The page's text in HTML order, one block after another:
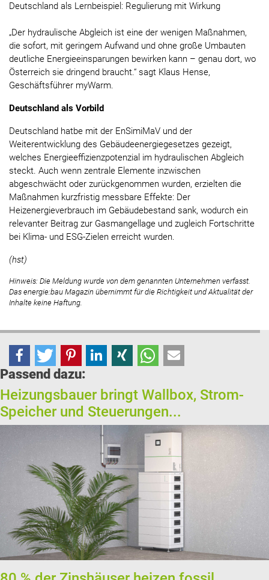
Deutschland als Lernbeispiel: Regulierung mit Wirkung
„Der hydraulische Abgleich ist eine der wenigen Maßnahmen,
die sofort, mit geringem Aufwand und ohne große Umbauten
deutliche Energieeinsparungen bewirken kann – genau dort, wo
Österreich sie dringend braucht.“ sagt Klaus Hense,
Geschäftsführer myWarm.
Deutschland als Vorbild
Deutschland hatbe mit der EnSimiMaV und der
Weiterentwicklung des Gebäudeenergiegesetzes gezeigt,
welches Energieeffizienzpotenzial im hydraulischen Abgleich
steckt. Auch wenn zentrale Elemente inzwischen
abgeschwächt oder zurückgenommen wurden, erzielten die
Maßnahmen kurzfristig messbare Effekte: Der
Heizenergieverbrauch im Gebäudebestand sank, wodurch ein
relevanter Beitrag zur Gasmangellage und zugleich Fortschritte
bei Klima- und ESG-Zielen erreicht wurden.
(hst)
Hinweis: Die Meldung wurde von dem genannten Unternehmen verfasst.
Das energie:bau Magazin übernimmt für die Richtigkeit und Aktualität der
Inhalte keine Haftung.
Passend dazu:
Heizungsbauer bringt Wallbox, Strom-
Speicher und Steuerungen...